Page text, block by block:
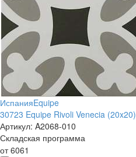
ИспанияEquipe
30723 Equipe Rivoli Venecia (20x20)
Артикул: A2068-010
Складская программа
от6061